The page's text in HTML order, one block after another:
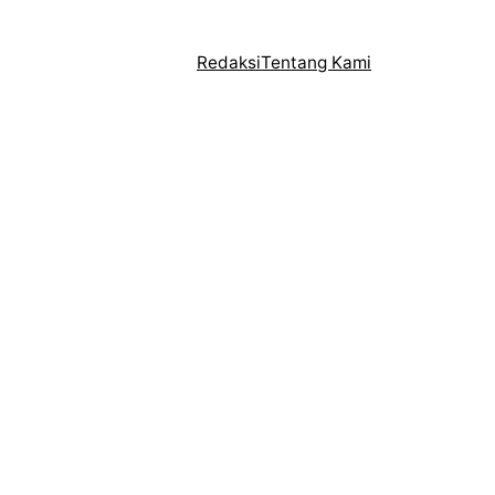
RedaksiTentang Kami